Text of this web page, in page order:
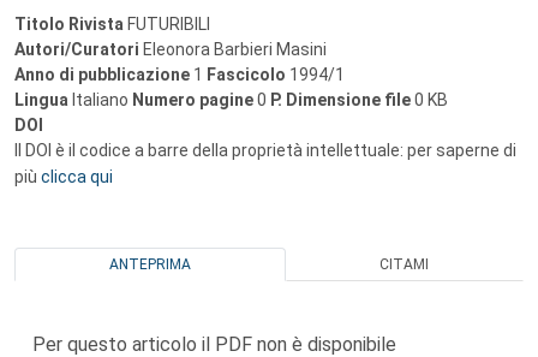
Titolo Rivista FUTURIBILI
Autori/Curatori Eleonora Barbieri Masini
Anno di pubblicazione 1 Fascicolo 1994/1
Lingua Italiano Numero pagine0 P. Dimensione file0 KB
DOI
Il DOI è il codice a barre della proprietà intellettuale: per saperne di
più clicca qui
ANTEPRIMA CITAMI
Per questo articolo il PDF non è disponibile